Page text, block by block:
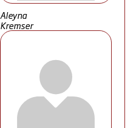
Aleyna
Kremser